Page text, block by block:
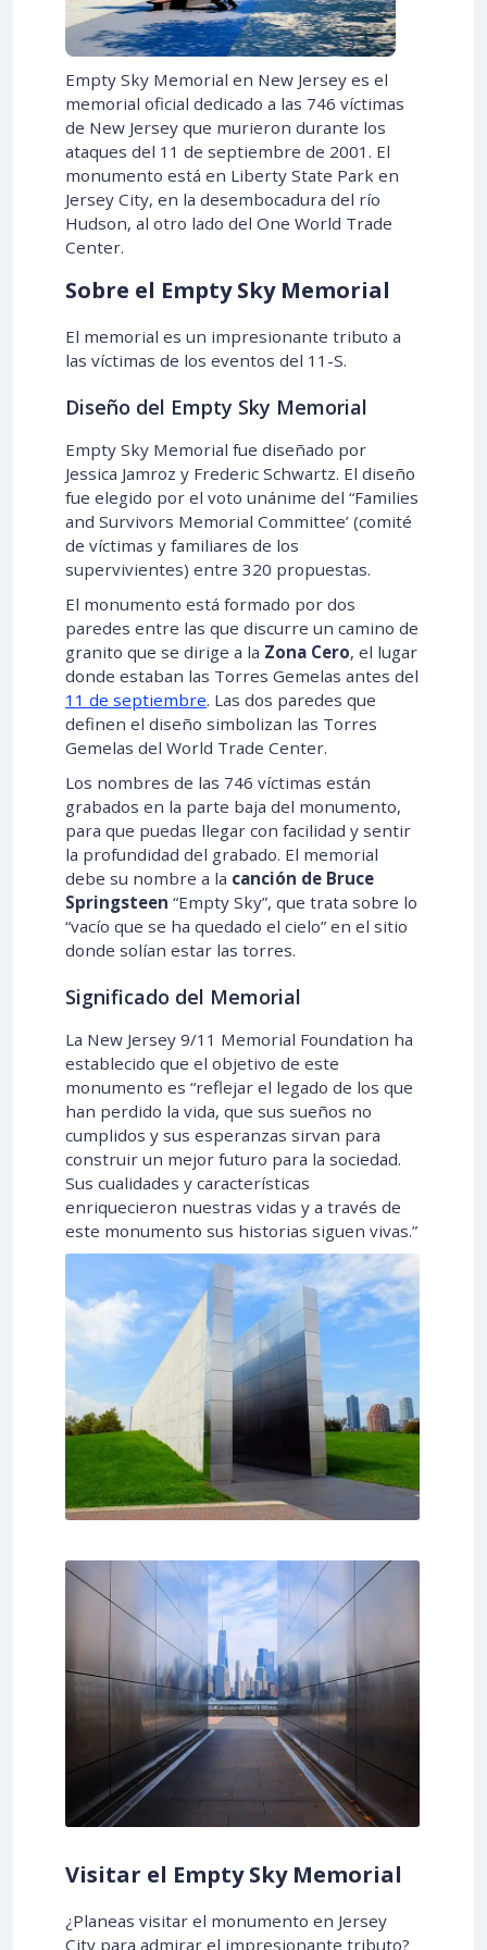
Empty Sky Memorial en New Jersey es el
memorial oficial dedicado a las 746 víctimas
de New Jersey que murieron durante los
ataques del 11 de septiembre de 2001. El
monumento está en Liberty State Park en
Jersey City, en la desembocadura del río
Hudson, al otro lado del One World Trade
Center.
Sobre el Empty Sky Memorial
El memorial es un impresionante tributo a
las víctimas de los eventos del 11-S.
Diseño del Empty Sky Memorial
Empty Sky Memorial fue diseñado por
Jessica Jamroz y Frederic Schwartz. El diseño
fue elegido por el voto unánime del “Families
and Survivors Memorial Committee’ (comité
de víctimas y familiares de los
supervivientes) entre 320 propuestas.
El monumento está formado por dos
paredes entre las que discurre un camino de
granito que se dirige a la Zona Cero, el lugar
donde estaban las Torres Gemelas antes del
11 de septiembre. Las dos paredes que
definen el diseño simbolizan las Torres
Gemelas del World Trade Center.
Los nombres de las 746 víctimas están
grabados en la parte baja del monumento,
para que puedas llegar con facilidad y sentir
la profundidad del grabado. El memorial
debe su nombre a la canción de Bruce
Springsteen “Empty Sky”, que trata sobre lo
“vacío que se ha quedado el cielo” en el sitio
donde solían estar las torres.
Significado del Memorial
La New Jersey 9/11 Memorial Foundation ha
establecido que el objetivo de este
monumento es “reflejar el legado de los que
han perdido la vida, que sus sueños no
cumplidos y sus esperanzas sirvan para
construir un mejor futuro para la sociedad.
Sus cualidades y características
enriquecieron nuestras vidas y a través de
este monumento sus historias siguen vivas.”
Visitar el Empty Sky Memorial
¿Planeas visitar el monumento en Jersey
City para admirar el impresionante tributo?